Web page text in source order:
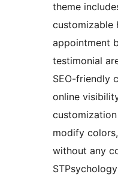
theme
customizable
appointment
testimonial
SEO-friendly
online
modify
without any